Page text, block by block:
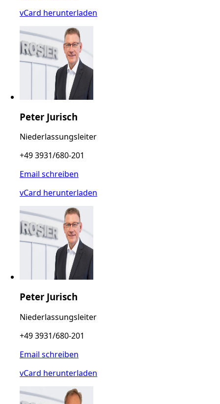
vCard herunterladen
Peter Jurisch
Niederlassungsleiter
+49 3931/680-201
Email schreiben
vCard herunterladen
Peter Jurisch
Niederlassungsleiter
+49 3931/680-201
Email schreiben
vCard herunterladen